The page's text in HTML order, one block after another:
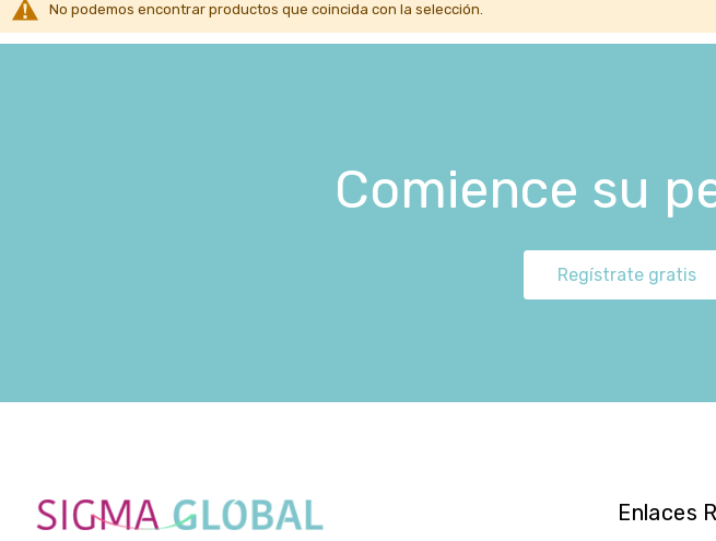
No podemos encontrar productos que coincida con la selección.
Comience su
Regístrate gratis
Enlaces